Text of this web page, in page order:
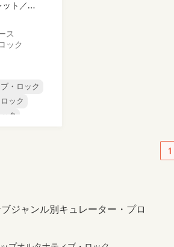
メディア・アウトレット／ジャーナリスト
ス
ック
・ロック
ック
ク
1
ジャンル別キュレーター・プロ